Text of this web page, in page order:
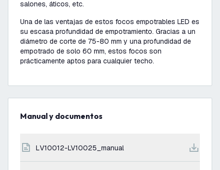
salones, áticos, etc.
Una de las ventajas de estos focos empotrables LED es
su escasa profundidad de empotramiento. Gracias a un
diámetro de corte de 75-80 mm y una profundidad de
empotrado de solo 60 mm, estos focos son
prácticamente aptos para cualquier techo.
Manual y documentos
LV10012-LV10025_manual